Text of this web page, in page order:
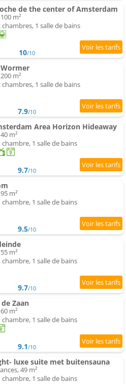
de the center of Amsterdam
m²
1 salle de bains
10/10
m²
1 salle de bains
7.9/10
Area Horizon Hideaway
m²
1 salle de bains
9.7/10
m²
1 salle de bains
9.5/10
m²
1 salle de bains
9.7/10
Zaan
m²
1 salle de bains
9.1/10
luxe suite met buitensauna
49 m²
1 salle de bains